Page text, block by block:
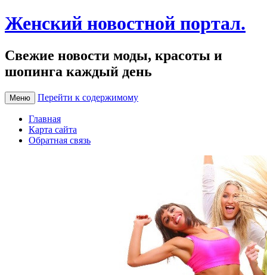
Женский новостной портал.
Свежие новости моды, красоты и
шопинга каждый день
Меню Перейти к содержимому
Главная
Карта сайта
Обратная связь